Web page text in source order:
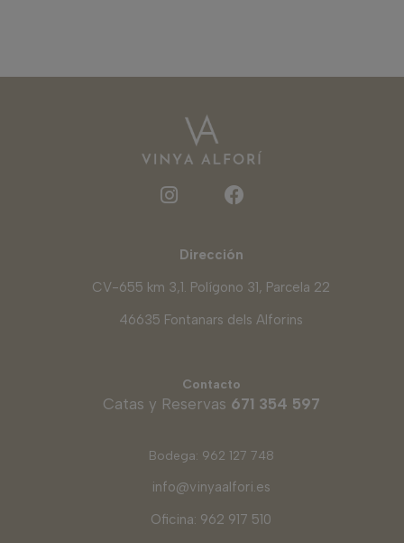
Dirección
CV-655 km 3,1. Polígono 31, Parcela 22
46635 Fontanars dels Alforins
Contacto
Catas y Reservas 671 354 597
Bodega: 962 127 748
info@vinyaalfori.es
Oficina: 962 917 510